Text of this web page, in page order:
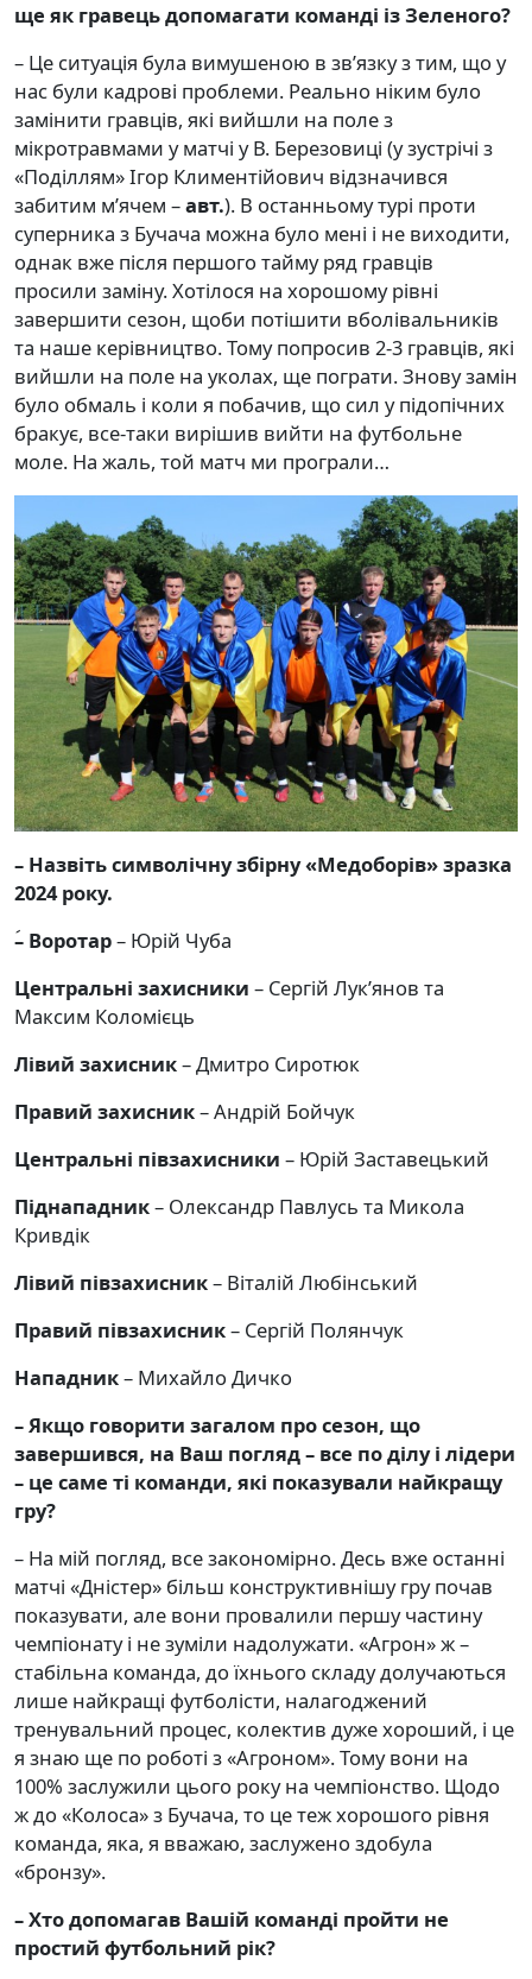
ще як гравець допомагати команді із Зеленого?
– Це ситуація була вимушеною в зв’язку з тим, що у
нас були кадрові проблеми. Реально ніким було
замінити гравців, які вийшли на поле з
мікротравмами у матчі у В. Березовиці (у зустрічі з
«Поділлям» Ігор Климентійович відзначився
забитим м’ячем –авт.). В останньому турі проти
суперника з Бучача можна було мені і не виходити,
однак вже після першого тайму ряд гравців
просили заміну. Хотілося на хорошому рівні
завершити сезон, щоби потішити вболівальників
та наше керівництво. Тому попросив 2-3 гравців, які
вийшли на поле на уколах, ще пограти. Знову замін
було обмаль і коли я побачив, що сил у підопічних
бракує, все-таки вирішив вийти на футбольне
моле. На жаль, той матч ми програли…
– Назвіть символічну збірну «Медоборів» зразка
2024 року.
– Воротар– Юрій Чуба
Центральні захисники – Сергій Лук’янов та
Максим Коломієць
Лівий захисник– Дмитро Сиротюк
Правий захисник– Андрій Бойчук
Центральні півзахисники – Юрій Заставецький
Піднападник– Олександр Павлусь та Микола
Кривдік
Лівий півзахисник– Віталій Любінський
Правий півзахисник– Сергій Полянчук
Нападник– Михайло Дичко
– Якщо говорити загалом про сезон, що
завершився, на Ваш погляд – все по ділу і лідери
– це саме ті команди, які показували найкращу
гру?
– На мій погляд, все закономірно. Десь вже останні
матчі «Дністер» більш конструктивнішу гру почав
показувати, але вони провалили першу частину
чемпіонату і не зуміли надолужати. «Агрон» ж –
стабільна команда, до їхнього складу долучаються
лише найкращі футболісти, налагоджений
тренувальний процес, колектив дуже хороший, і це
я знаю ще по роботі з «Агроном». Тому вони на
100% заслужили цього року на чемпіонство. Щодо
ж до «Колоса» з Бучача, то це теж хорошого рівня
команда, яка, я вважаю, заслужено здобула
«бронзу».
– Хто допомагав Вашій команді пройти не
простий футбольний рік?